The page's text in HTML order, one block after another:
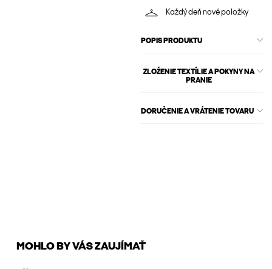
Každý deň nové položky
POPIS PRODUKTU
ZLOŽENIE TEXTÍLIE A POKYNY NA
PRANIE
DORUČENIE A VRÁTENIE TOVARU
MOHLO BY VÁS ZAUJÍMAŤ